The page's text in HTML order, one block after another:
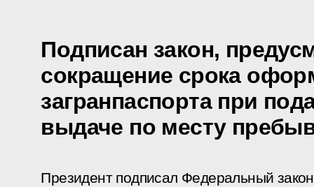
Подписан закон,
сокращение срока
загранпаспорта при
выдаче по месту
Президент подписал Федеральный